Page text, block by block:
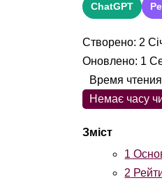
ChatGPT
Створено: 2
Оновлено: 1
Немає часу
1
2
Время